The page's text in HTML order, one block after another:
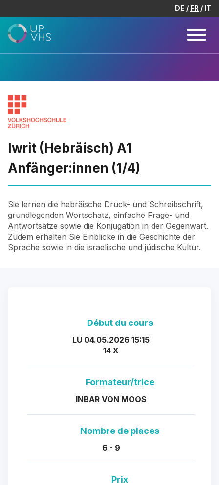
DE FR IT
Iwrit (Hebräisch) A1
Anfänger:innen (1/4)
Sie lernen die hebräische Druck- und Schreibschrift,
grundlegenden Wortschatz, einfache Frage- und
Antwortsätze sowie die Konjugation in der Gegenwart.
Zudem erhalten Sie Einblicke in die Geschichte der
Sprache sowie in die israelische und jüdische Kultur.
Début du cours
LU 04.05.2026 15:15
14 X
Formateur/trice
INBAR VON MOOS
Nombre de places
6 - 9
Prix